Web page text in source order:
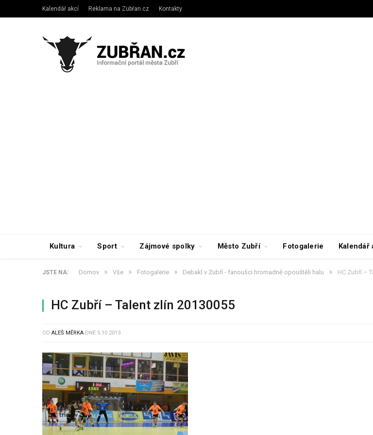
Kalendář akcí Reklama na Zubřan.cz Kontakty
Kultura Sport Zájmové spolky Město Zubří Fotogalerie Kalendář
JSTE NA: Domov » Vše » Fotogalerie » Debakl v Zubří - fanoušci hromadně opouštěli halu » HC Zubří –
HC Zubří – Talent zlín 20130055
OD ALEŠ MĚRKA DNE 5.10.2013